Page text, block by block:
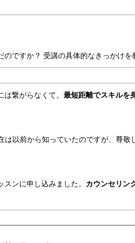
ですか？ 受講の具体的なきっかけを
は繋がらなくて。最短距離でスキルを
以前から知っていたのですが、尊敬
ンに申し込みました。
カウンセリン